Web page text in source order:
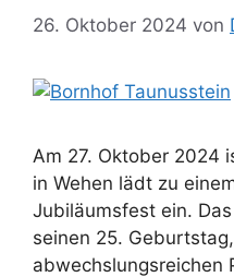
26. Oktober 2024 von
Am 27. Oktober 2024
in Wehen lädt zu
Jubiläumsfest ein.
seinen 25.
abwechslungsreichen